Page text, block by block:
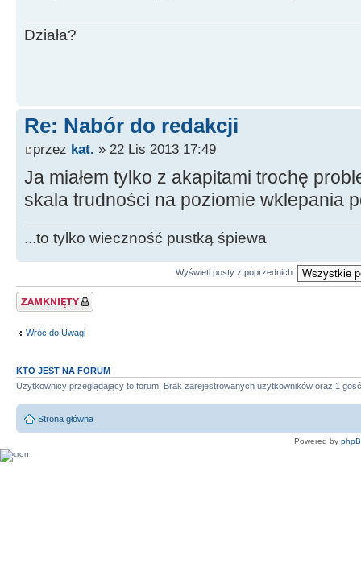
Działa?
Re: Nabór do redakcji
przez kat. » 22 Lis 2013 17:49
Ja miałem tylko z akapitami trochę
skala trudności na poziomie wklepania
...to tylko wieczność pustką śpiewa
Wyświetl posty z poprzednich:
Zablokowany temat
Wróć do Uwagi
KTO JEST NA FORUM
Użytkownicy przeglądający to forum: Brak zarejestrowanych użytkowników oraz 1 gość
Strona główna
Powered by